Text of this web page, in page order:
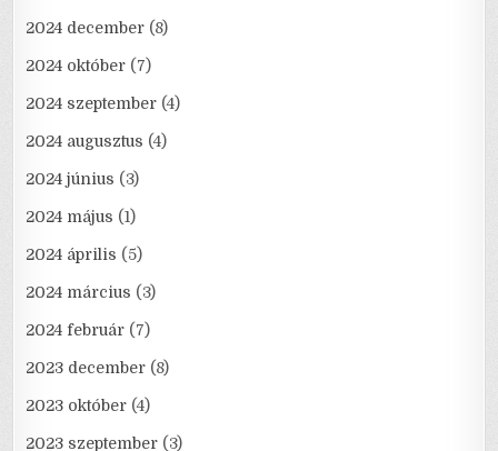
2024 december (8)
2024 október (7)
2024 szeptember (4)
2024 augusztus (4)
2024 június (3)
2024 május (1)
2024 április (5)
2024 március (3)
2024 február (7)
2023 december (8)
2023 október (4)
2023 szeptember (3)